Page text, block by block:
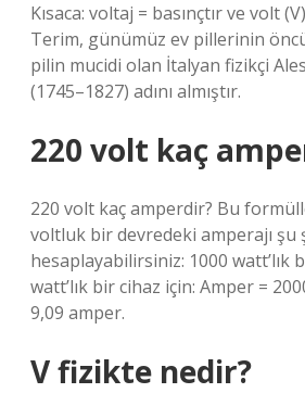
Kısaca: voltaj = basınçtır ve volt
Terim, günümüz ev pillerinin
pilin mucidi olan İtalyan fizikçi
(1745–1827) adını almıştır.
220 volt kaç
220 volt kaç amperdir? Bu
voltluk bir devredeki amperajı şu
hesaplayabilirsiniz: 1000 watt’lık
watt’lık bir cihaz için: Amper =
9,09 amper.
V fizikte nedir?